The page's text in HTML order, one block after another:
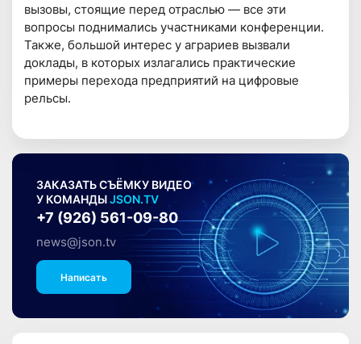
вызовы, стоящие перед отраслью — все эти
вопросы поднимались участниками конференции.
Также, большой интерес у аграриев вызвали
доклады, в которых излагались практические
примеры перехода предприятий на цифровые
рельсы.
ЗАКАЗАТЬ СЪЁМКУ ВИДЕО
У КОМАНДЫJSON.TV
+7 (926) 561-09-80
news@json.tv
Написать